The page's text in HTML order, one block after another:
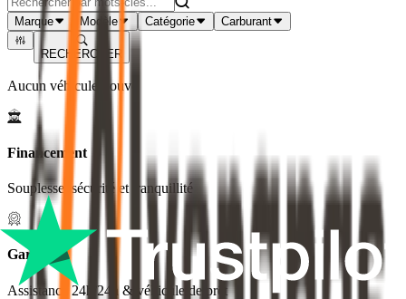
Marque Modèle Catégorie Carburant
RECHERCHER
Aucun véhicule trouvé
Financement
Souplesse, sécurité et tranquillité
Garantie
Assistance 24h/24h & véhicule de prêt